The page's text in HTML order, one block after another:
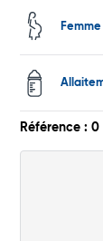
Référence : 0